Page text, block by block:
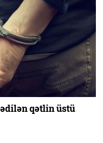
qətlin üstü